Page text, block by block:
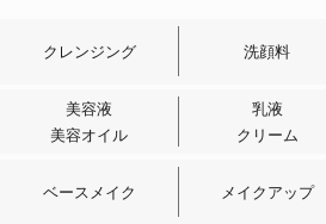
クレンジング 洗顔料
美容液
美容オイル
乳液
クリーム
ベースメイク メイクアップ